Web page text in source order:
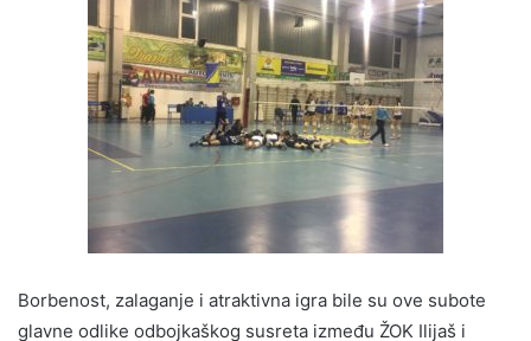
Borbenost, zalaganje i atraktivna igra bile su ove subote
glavne odlike odbojkaškog susreta između ŽOK Ilijaš i